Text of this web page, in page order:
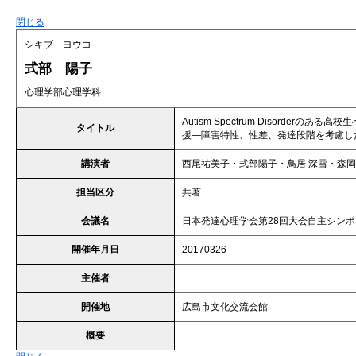
閉じる
シキブ ヨウコ
式部 陽子
心理学部心理学科
タイトル
Autism Spectrum Disorderのある高校
援―障害特性、性差、発達段階を考慮
講演者 西尾祐美子・式部陽子・鳥居 深雪・森
担当区分 共著
会議名 日本発達心理学会第28回大会自主シン
開催年月日 20170326
主催者
開催地 広島市文化交流会館
概要